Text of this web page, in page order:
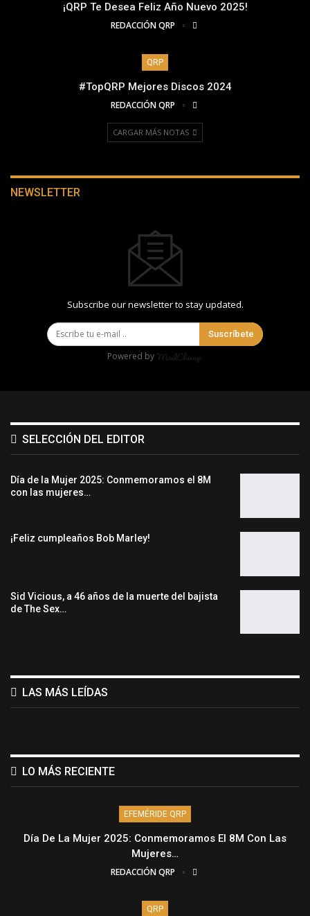
¡QRP Te Desea Feliz Año Nuevo 2025!
REDACCIÓN QRP
QRP
#TopQRP Mejores Discos 2024
REDACCIÓN QRP
CARGAR MÁS NOTAS
NEWSLETTER
Subscribe our newsletter to stay updated.
Suscríbete
Powered by
SELECCIÓN DEL EDITOR
Día de la Mujer 2025: Conmemoramos el 8M
con las mujeres…
¡Feliz cumpleaños Bob Marley!
Sid Vicious, a 46 años de la muerte del bajista
de The Sex…
LAS MÁS LEÍDAS
LO MÁS RECIENTE
EFEMÉRIDE QRP
Día De La Mujer 2025: Conmemoramos El 8M Con Las
Mujeres…
REDACCIÓN QRP
QRP